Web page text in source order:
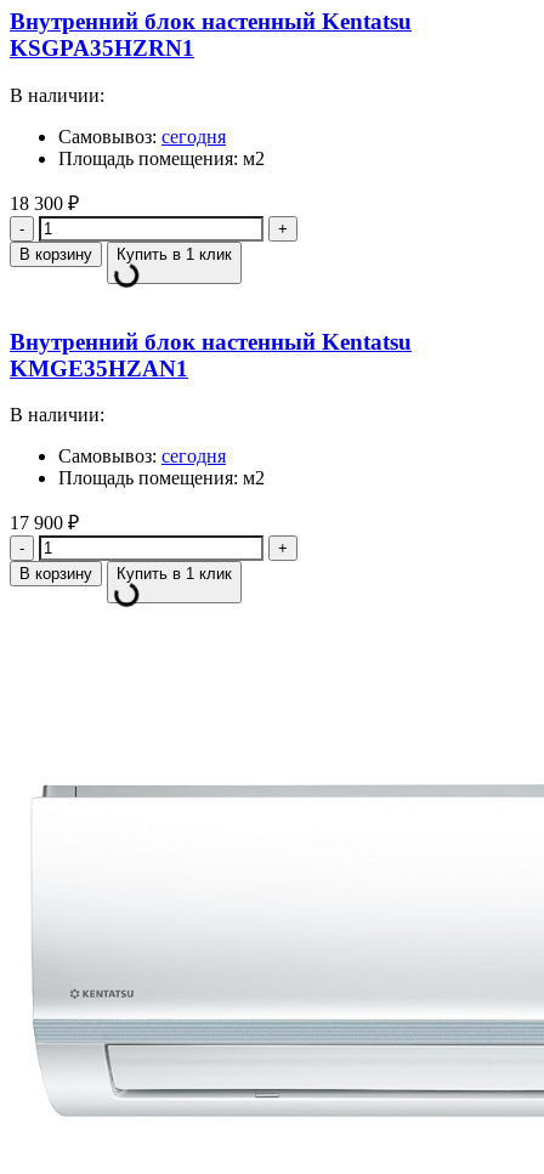
Внутренний блок настенный Kentatsu
KSGPA35HZRN1
В наличии:
Самовывоз: сегодня
Площадь помещения: м2
18 300 ₽
Количество
В корзину Купить в 1 клик
Внутренний блок настенный Kentatsu
KMGE35HZAN1
В наличии:
Самовывоз: сегодня
Площадь помещения: м2
17 900 ₽
Количество
В корзину Купить в 1 клик